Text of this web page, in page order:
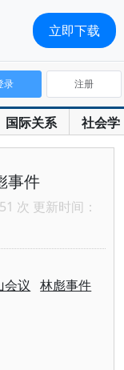
国际关系 社会学
录 注册
事件
次 更新时间：
会议 林彪事件
立即下载